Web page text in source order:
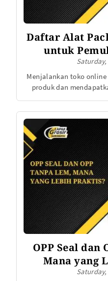
Daftar Alat
untuk
Menjalankan toko
produk dan
Karena itu, pemilihan
mendapat
OPP Seal dan
Mana yang